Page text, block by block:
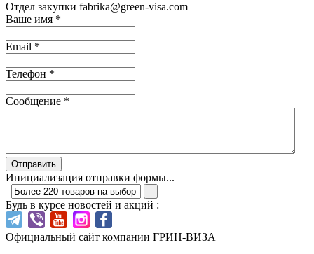
Отдел закупки fabrika@green-visa.com
Ваше имя *
Email *
Телефон *
Сообщение *
Отправить
Инициализация отправки формы...
Будь в курсе новостей и акций :
Официальный сайт компании ГРИН-ВИЗА